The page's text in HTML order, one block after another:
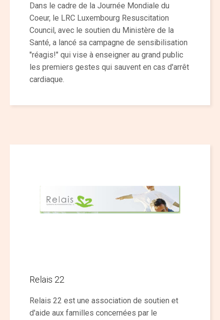
Dans le cadre de la Journée Mondiale du
Coeur, le LRC Luxembourg Resuscitation
Council, avec le soutien du Ministère de la
Santé, a lancé sa campagne de sensibilisation
"réagis!" qui vise à enseigner au grand public
les premiers gestes qui sauvent en cas d'arrêt
cardiaque.
Relais 22
Relais 22 est une association de soutien et
d'aide aux familles concernées par le